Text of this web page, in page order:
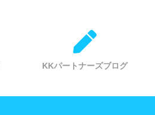
KKパートナーズブログ